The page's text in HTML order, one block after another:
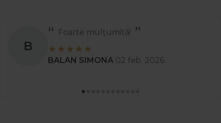
B
Foarte mulțumită!
BALAN SIMONA 02 feb. 2026